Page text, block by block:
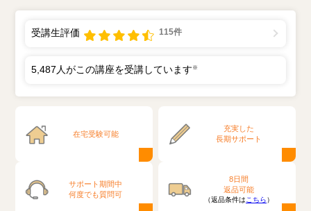
受講生評価 115件
5,487人がこの講座を受講しています ※
在宅受験可能
充実した
長期サポート
サポート期間中
何度でも質問可
8日間
返品可能
（返品条件は こちら）